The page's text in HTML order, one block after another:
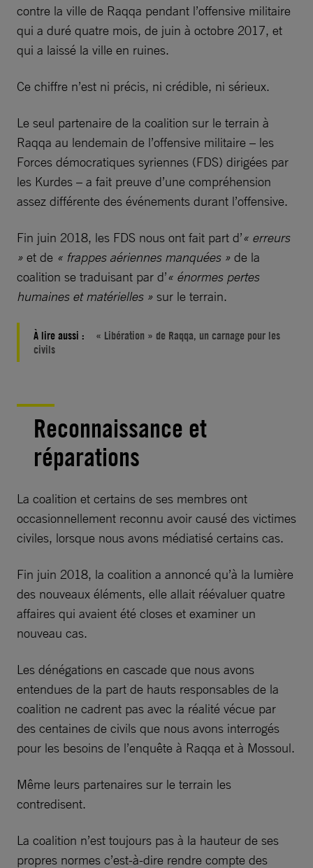
contre la ville de Raqqa pendant l’offensive militaire
qui a duré quatre mois, de juin à octobre 2017, et
qui a laissé la ville en ruines.
Ce chiffre n’est ni précis, ni crédible, ni sérieux.
Le seul partenaire de la coalition sur le terrain à
Raqqa au lendemain de l’offensive militaire – les
Forces démocratiques syriennes (FDS) dirigées par
les Kurdes – a fait preuve d’une compréhension
assez différente des événements durant l’offensive.
Fin juin 2018, les FDS nous ont fait part d’« erreurs
» et de « frappes aériennes manquées » de la
coalition se traduisant par d’« énormes pertes
humaines et matérielles » sur le terrain.
À lire aussi :
« Libération » de Raqqa, un carnage pour les
civils
Reconnaissance et
réparations
La coalition et certains de ses membres ont
occasionnellement reconnu avoir causé des victimes
civiles, lorsque nous avons médiatisé certains cas.
Fin juin 2018, la coalition a annoncé qu’à la lumière
des nouveaux éléments, elle allait réévaluer quatre
affaires qui avaient été closes et examiner un
nouveau cas.
Les dénégations en cascade que nous avons
entendues de la part de hauts responsables de la
coalition ne cadrent pas avec la réalité vécue par
des centaines de civils que nous avons interrogés
pour les besoins de l’enquête à Raqqa et à Mossoul.
Même leurs partenaires sur le terrain les
contredisent.
La coalition n’est toujours pas à la hauteur de ses
propres normes c’est-à-dire rendre compte des